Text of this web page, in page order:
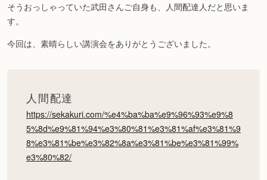
そうおっしゃっていた武田さんご自身も、人間配達人だと思いま
す。
今回は、素晴らしい講演会をありがとうございました。
人間配達
https://sekakuri.com/%e4%ba%ba%e9%96%93%e9%8
5%8d%e9%81%94%e3%80%81%e3%81%af%e3%81%9
8%e3%81%be%e3%82%8a%e3%81%be%e3%81%99%
e3%80%82/